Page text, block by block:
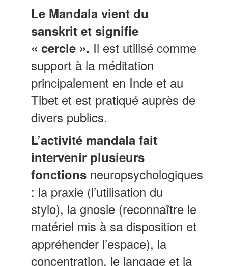
Le Mandala vient du
sanskrit et signifie
« cercle ». Il est utilisé comme
support à la méditation
principalement en Inde et au
Tibet et est pratiqué auprès de
divers publics.
L’activité mandala fait
intervenir plusieurs
fonctions neuropsychologiques
: la praxie (l’utilisation du
stylo), la gnosie (reconnaître le
matériel mis à sa disposition et
appréhender l’espace), la
concentration, le langage et la